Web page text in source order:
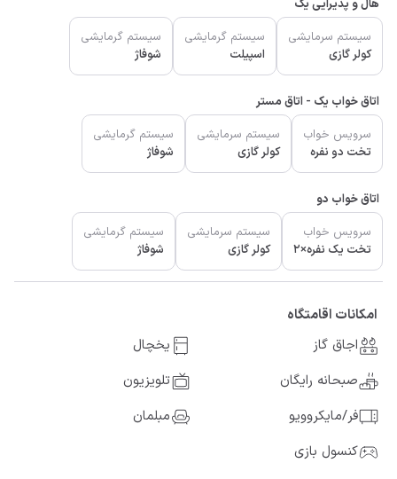
هال و پذیرایی یک
سیستم سرمایشی
کولر گازی
سیستم گرمایشی
اسپیلت
سیستم گرمایشی
شوفاژ
اتاق خواب یک - اتاق مستر
سرویس خواب
تخت دو نفره
سیستم سرمایشی
کولر گازی
سیستم گرمایشی
شوفاژ
اتاق خواب دو
سرویس خواب
تخت یک نفره×2
سیستم سرمایشی
کولر گازی
سیستم گرمایشی
شوفاژ
امکانات اقامتگاه
اجاق گاز
یخچال
صبحانه رایگان
تلویزیون
فر/مایکروویو
مبلمان
کنسول بازی